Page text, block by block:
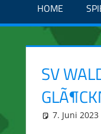
HOME
SV
7. Juni 2023